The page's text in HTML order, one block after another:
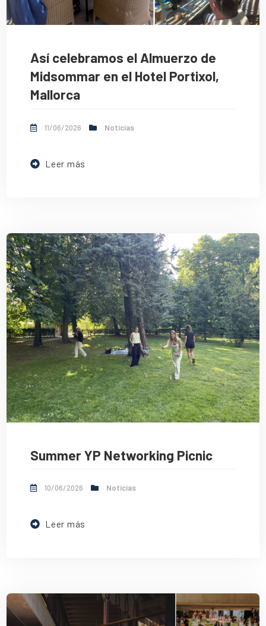
Así celebramos el Almuerzo de
Midsommar en el Hotel Portixol,
Mallorca
11/06/2026 Noticias
Leer más
Summer YP Networking Picnic
10/06/2026 Noticias
Leer más